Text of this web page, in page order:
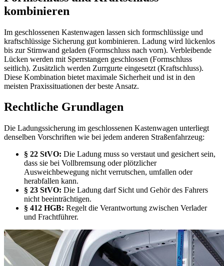
kombinieren
Im geschlossenen Kastenwagen lassen sich formschlüssige und
kraftschlüssige Sicherung gut kombinieren. Ladung wird lückenlos
bis zur Stirnwand geladen (Formschluss nach vorn). Verbleibende
Lücken werden mit Sperrstangen geschlossen (Formschluss
seitlich). Zusätzlich werden Zurrgurte eingesetzt (Kraftschluss).
Diese Kombination bietet maximale Sicherheit und ist in den
meisten Praxissituationen der beste Ansatz.
Rechtliche Grundlagen
Die Ladungssicherung im geschlossenen Kastenwagen unterliegt
denselben Vorschriften wie bei jedem anderen Straßenfahrzeug:
§ 22 StVO: Die Ladung muss so verstaut und gesichert sein,
dass sie bei Vollbremsung oder plötzlicher
Ausweichbewegung nicht verrutschen, umfallen oder
herabfallen kann.
§ 23 StVO: Die Ladung darf Sicht und Gehör des Fahrers
nicht beeinträchtigen.
§ 412 HGB: Regelt die Verantwortung zwischen Verlader
und Frachtführer.